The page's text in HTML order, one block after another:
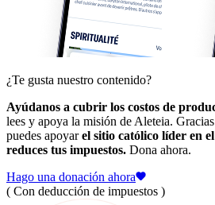
¿Te gusta nuestro contenido?
Ayúdanos a cubrir los costos de
lees y apoya la misión de Aleteia.
puedes apoyarel sitio católico líder en
reduces tus impuestos. Dona ahora.
Hago una donación ahora
( Con deducción de impuestos )